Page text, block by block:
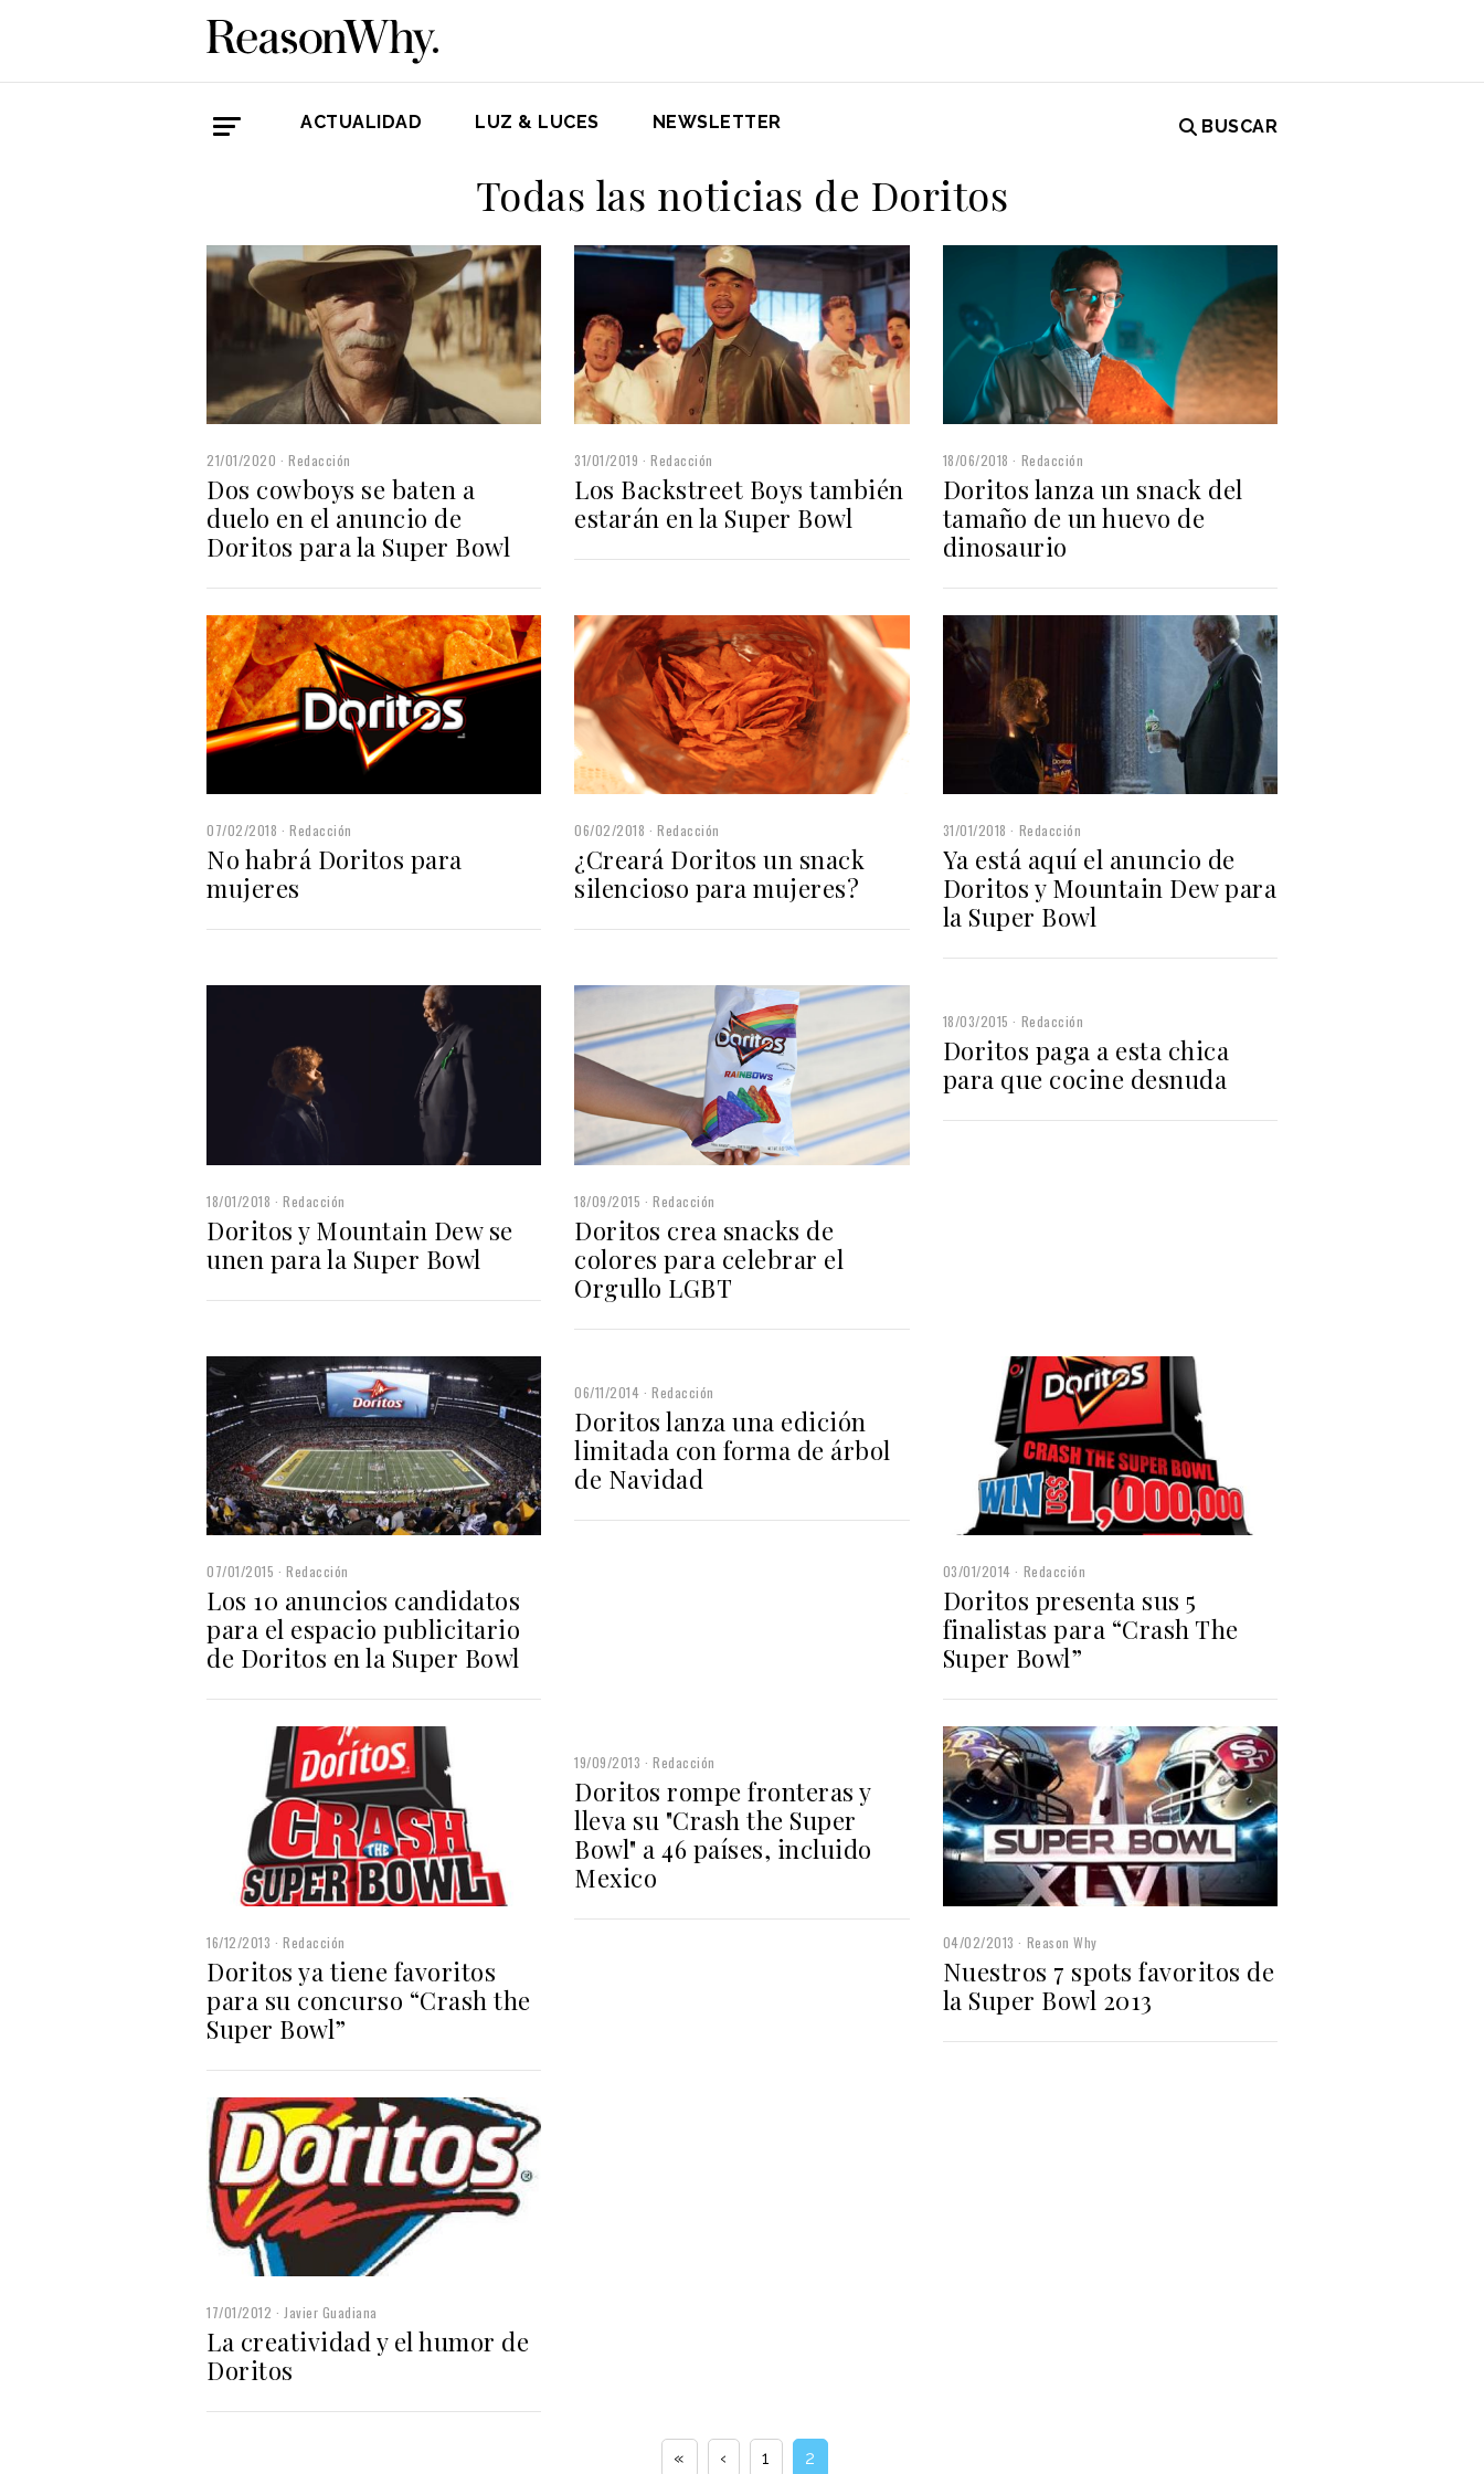
ACTUALIDAD LUZ & LUCES NEWSLETTER BUSCAR
Todas las noticias de Doritos
21/01/2020 Redacción
Dos cowboys se baten a
duelo en el anuncio de
Doritos para la Super Bowl
31/01/2019 Redacción
Los Backstreet Boys también
estarán en la Super Bowl
18/06/2018 Redacción
Doritos lanza un snack del
tamaño de un huevo de
dinosaurio
07/02/2018 Redacción
No habrá Doritos para
mujeres
06/02/2018 Redacción
¿Creará Doritos un snack
silencioso para mujeres?
31/01/2018 Redacción
Ya está aquí el anuncio de
Doritos y Mountain Dew para
la Super Bowl
18/01/2018 Redacción
Doritos y Mountain Dew se
unen para la Super Bowl
18/09/2015 Redacción
Doritos crea snacks de
colores para celebrar el
Orgullo LGBT
18/03/2015 Redacción
Doritos paga a esta chica
para que cocine desnuda
07/01/2015 Redacción
Los 10 anuncios candidatos
para el espacio publicitario
de Doritos en la Super Bowl
06/11/2014 Redacción
Doritos lanza una edición
limitada con forma de árbol
de Navidad
03/01/2014 Redacción
Doritos presenta sus 5
finalistas para “Crash The
Super Bowl”
16/12/2013 Redacción
Doritos ya tiene favoritos
para su concurso “Crash the
Super Bowl”
19/09/2013 Redacción
Doritos rompe fronteras y
lleva su "Crash the Super
Bowl" a 46 países, incluido
Mexico
04/02/2013 Reason Why
Nuestros 7 spots favoritos de
la Super Bowl 2013
17/01/2012 Javier Guadiana
La creatividad y el humor de
Doritos
« ‹ 1 2